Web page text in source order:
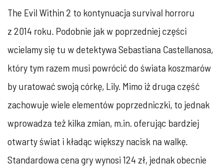
The Evil Within 2 to kontynuacja survival horroru
z 2014 roku. Podobnie jak w poprzedniej części
wcielamy się tu w detektywa Sebastiana Castellanosa,
który tym razem musi powrócić do świata koszmarów
by uratować swoją córkę, Lily. Mimo iż druga część
zachowuje wiele elementów poprzedniczki, to jednak
wprowadza też kilka zmian, m.in. oferując bardziej
otwarty świat i kładąc większy nacisk na walkę.
Standardowa cena gry wynosi 124 zł, jednak obecnie